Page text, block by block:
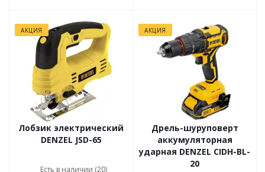
АКЦИЯ
Лобзик электрический
DENZEL JSD-65
Есть в наличии (20)
АКЦИЯ
Дрель-шуруповерт
аккумуляторная
ударная DENZEL CIDH-BL-
20